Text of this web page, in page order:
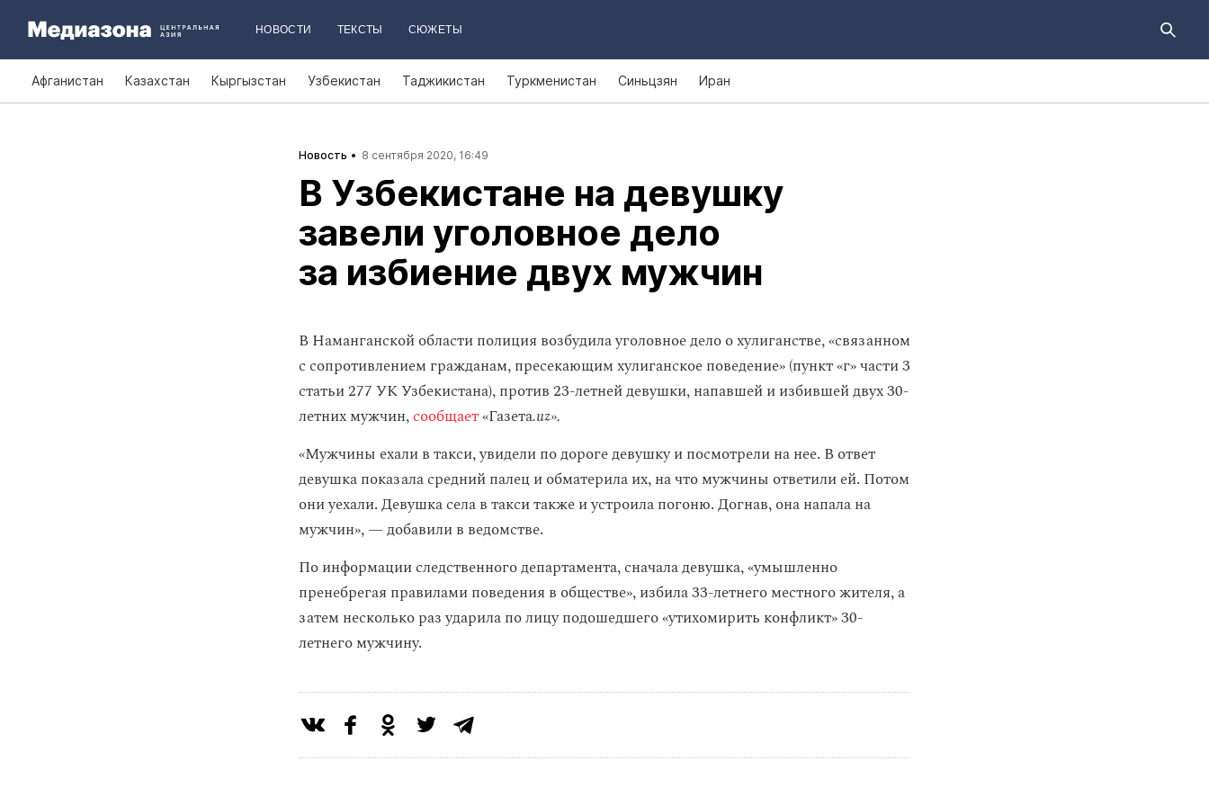
НОВОСТИ ТЕКСТЫ СЮЖЕТЫ
Афганистан Казахстан Кыргызстан Узбекистан Таджикистан Туркменистан Синьцзян Иран
Новость 8 сентября 2020, 16:49
В Узбекистане на девушку
завели уголовное дело
за избиение двух мужчин
В Наманганской области полиция возбудила уголовное дело о хулиганстве, «связанном
с сопротивлением гражданам, пресекающим хулиганское поведение» (пункт «г» части 3
статьи 277 УК Узбекистана), против 23-летней девушки, напавшей и избившей двух 30-
летних мужчин,сообщает«Газета.uz».
«Мужчины ехали в такси, увидели по дороге девушку и посмотрели на нее. В ответ
девушка показала средний палец и обматерила их, на что мужчины ответили ей. Потом
они уехали. Девушка села в такси также и устроила погоню. Догнав, она напала на
мужчин», — добавили в ведомстве.
По информации следственного департамента, сначала девушка, «умышленно
пренебрегая правилами поведения в обществе», избила 33-летнего местного жителя, а
затем несколько раз ударила по лицу подошедшего «утихомирить конфликт» 30-
летнего мужчину.